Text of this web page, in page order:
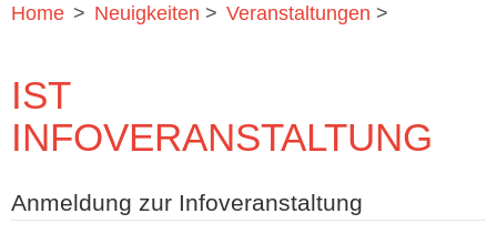
Home > Neuigkeiten > Veranstaltungen >
IST
INFOVERANSTALTUNG
Anmeldung zur Infoveranstaltung